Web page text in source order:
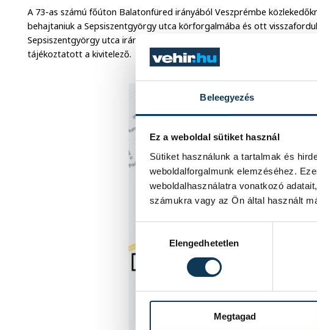
Beleegyezés
Ez a weboldal sütiket használ
Sütiket használunk a tartalmak és
weboldalforgalmunk elemzéséhez.
weboldalhasználatra vonatkozó
számukra vagy az Ön által használt
Elengedhetetlen
Megtagad
A 73-as számú főúton Balatonfüred irányából Veszprémbe
behajtaniuk a Sepsiszentgyörgy utca körforgalmába és ott
Sepsiszentgyörgy utca irányából is ki lehet majd kanyarodni balra
tájékoztatott a kivitelező.